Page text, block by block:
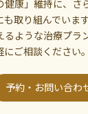
健康」維持に、さ
も取り組んでいま
るような治療プラ
ご相談ください。
予約・お問い合わ